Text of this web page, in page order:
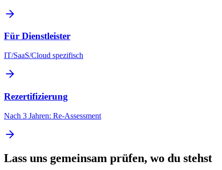
Für Dienstleister
IT/SaaS/Cloud spezifisch
Rezertifizierung
Nach 3 Jahren: Re-Assessment
Lass uns gemeinsam prüfen, wo du stehst